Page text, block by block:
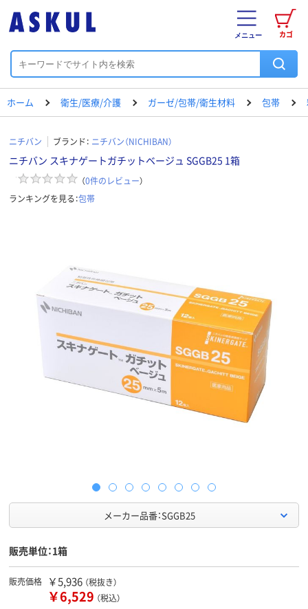
カゴ
メニュー
ホーム 衛生/医療/介護 ガーゼ/包帯/衛生材料 包帯
ニチバン ブランド： ニチバン（NICHIBAN）
ニチバン スキナゲートガチットベージュ SGGB25 1箱
（0件のレビュー）
ランキングを見る：包帯
メーカー品番：SGGB25
販売単位：1箱
販売価格 ￥5,936 （税抜き）
￥6,529 （税込）